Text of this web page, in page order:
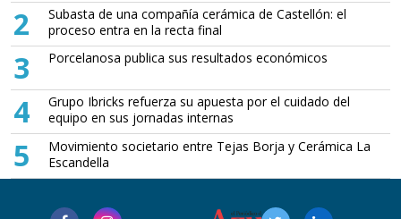
2
Subasta de una compañía cerámica de Castellón: el
proceso entra en la recta final
3 Porcelanosa publica sus resultados económicos
4
Grupo Ibricks refuerza su apuesta por el cuidado del
equipo en sus jornadas internas
5
Movimiento societario entre Tejas Borja y Cerámica La
Escandella